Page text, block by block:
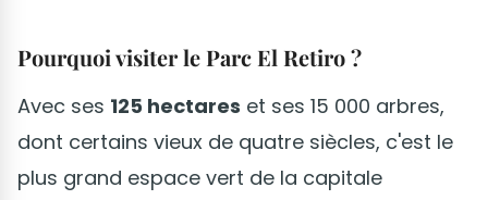
Pourquoi visiter le Parc El Retiro ?
Avec ses 125 hectares et ses 15 000 arbres,
dont certains vieux de quatre siècles, c'est le
plus grand espace vert de la capitale